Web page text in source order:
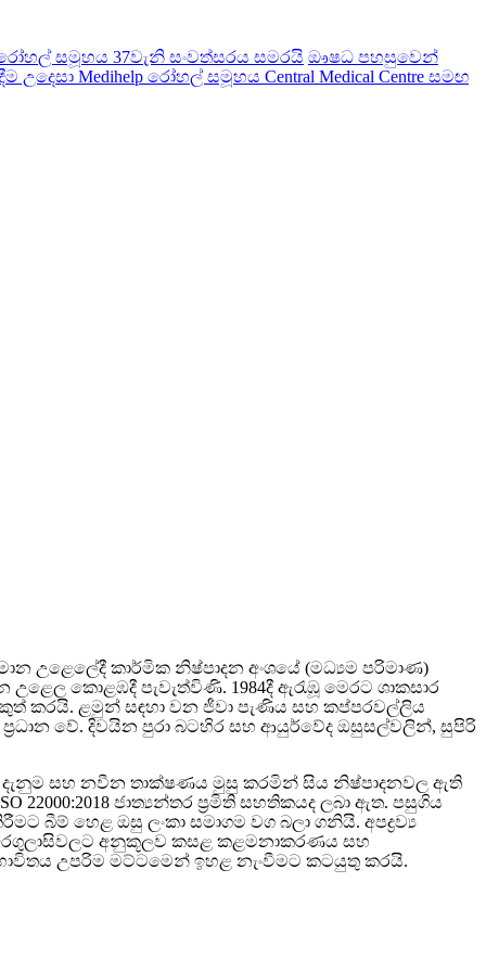
සමූහය 37වැනි සංවත්සරය සමරයි ඖෂධ පහසුවෙන්
Medihelp රෝහල් සමූහය Central Medical Centre සමඟ
උළෙලේදී කාර්මික නිෂ්පාදන අංශයේ (මධ්‍යම පරිමාණ)
කොළඹදී පැවැත්විණි. 1984දී ඇරැඹූ මෙරට ශාකසාර
කරයි. ළමුන් සඳහා වන ජීවා පැණිය සහ කප්පරවල්ලිය
වේ. දිවයින පුරා බටහිර සහ ආයුර්වේද ඔසුසල්වලින්, සුපිරි
දැනුම සහ නවීන තාක්ෂණය මුසු කරමින් සිය නිෂ්පාදනවල ඇති
ජාත්‍යන්තර ප්‍රමිති සහතිකයද ලබා ඇත. පසුගිය
බීම් හෙළ ඔසු ලංකා සමාගම වග බලා ගනියි. අපද්‍රව්‍ය
අනුකූලව කසළ කළමනාකරණය සහ
උපරිම මට්ටමෙන් ඉහළ නැංවීමට කටයුතු කරයි.